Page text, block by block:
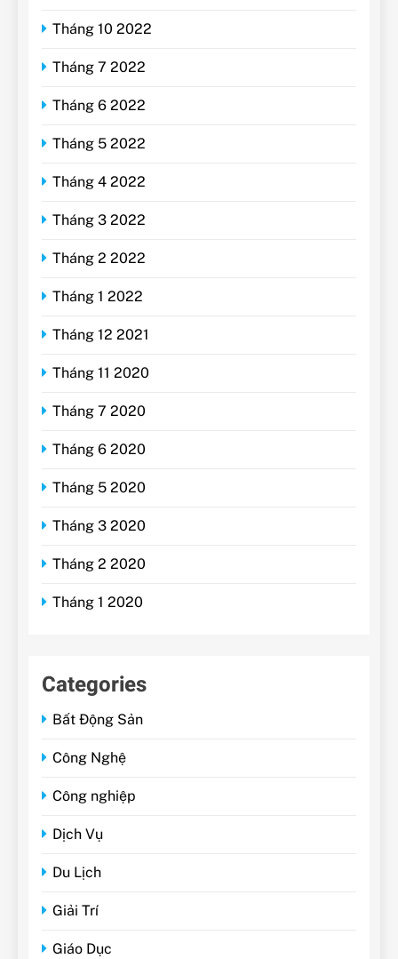
Tháng 10 2022
Tháng 7 2022
Tháng 6 2022
Tháng 5 2022
Tháng 4 2022
Tháng 3 2022
Tháng 2 2022
Tháng 1 2022
Tháng 12 2021
Tháng 11 2020
Tháng 7 2020
Tháng 6 2020
Tháng 5 2020
Tháng 3 2020
Tháng 2 2020
Tháng 1 2020
Categories
Bất Động Sản
Công Nghệ
Công nghiệp
Dịch Vụ
Du Lịch
Giải Trí
Giáo Dục